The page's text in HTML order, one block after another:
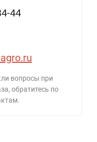
44
вопросы при
обратитесь по